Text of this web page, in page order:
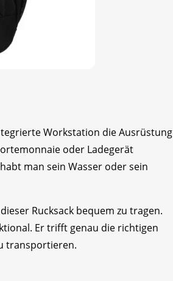
Workstation die Ausrüstung
oder Ladegerät
man sein Wasser oder sein
Rucksack bequem zu tragen.
Er trifft genau die richtigen
transportieren.